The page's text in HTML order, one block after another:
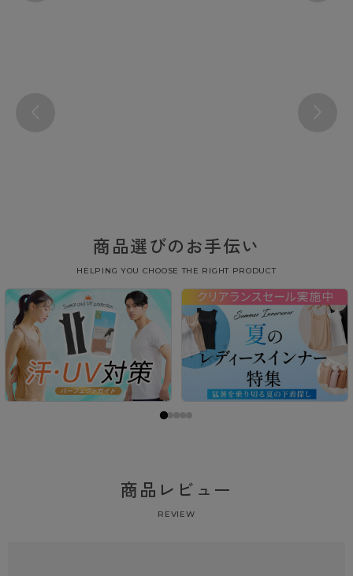
商品選びのお手伝い
HELPING YOU CHOOSE THE RIGHT PRODUCT
商品レビュー
REVIEW